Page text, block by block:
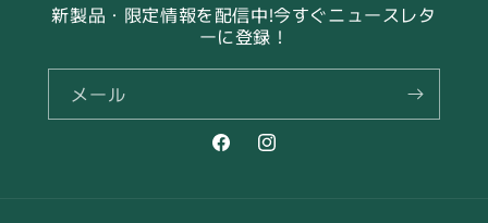
新製品・限定情報を配信中!今すぐニュースレタ
ーに登録！
メール
FacebookInstagram